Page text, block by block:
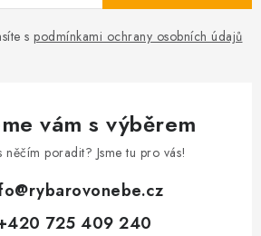
s podmínkami ochrany osobních údajů
vám s výběrem
něčím poradit? Jsme tu pro vás!
@rybarovonebe.cz
725 409 240